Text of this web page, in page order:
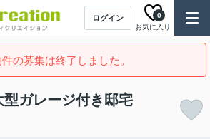
ログイン
お気に入り
0
の募集は終了しました。
ガレージ付き邸宅